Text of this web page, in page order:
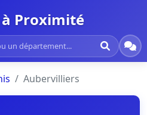
à Proximité
Aubervilliers